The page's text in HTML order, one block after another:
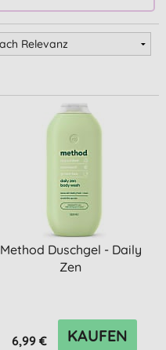
Method Duschgel - Daily
Zen
6,99 € KAUFEN